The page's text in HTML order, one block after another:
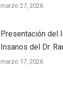
marzo 27, 2026
Presentación del
Insanos del Dr.
marzo 17, 2026